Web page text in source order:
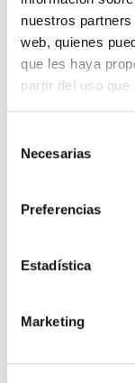
nuestros
web, quienes
que les haya
partir del uso
Necesarias
Preferencias
Estadística
Marketing
El tercer
y de